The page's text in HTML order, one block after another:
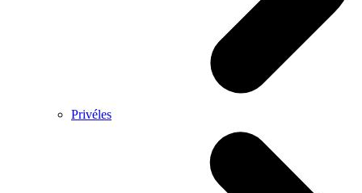
Privéles